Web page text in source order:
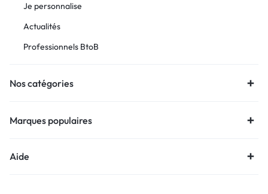
Je personnalise
Actualités
Professionnels BtoB
Nos catégories
Marques populaires
Aide